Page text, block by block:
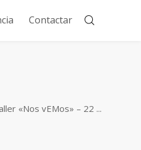
Contactar
«Nos vEMos» – 22 ...